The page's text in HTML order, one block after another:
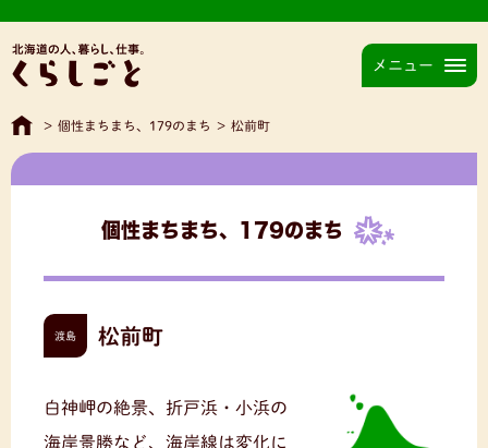
メニュー
> 個性まちまち、179のまち > 松前町
個性まちまち、179のまち
渡島 松前町
白神岬の絶景、折戸浜・小浜の
海岸景勝など、海岸線は変化に